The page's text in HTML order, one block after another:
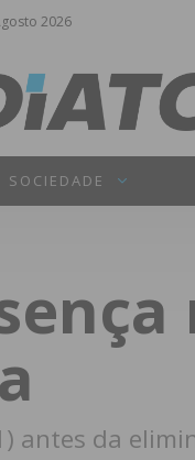
2026
SOCIEDADE
antes da